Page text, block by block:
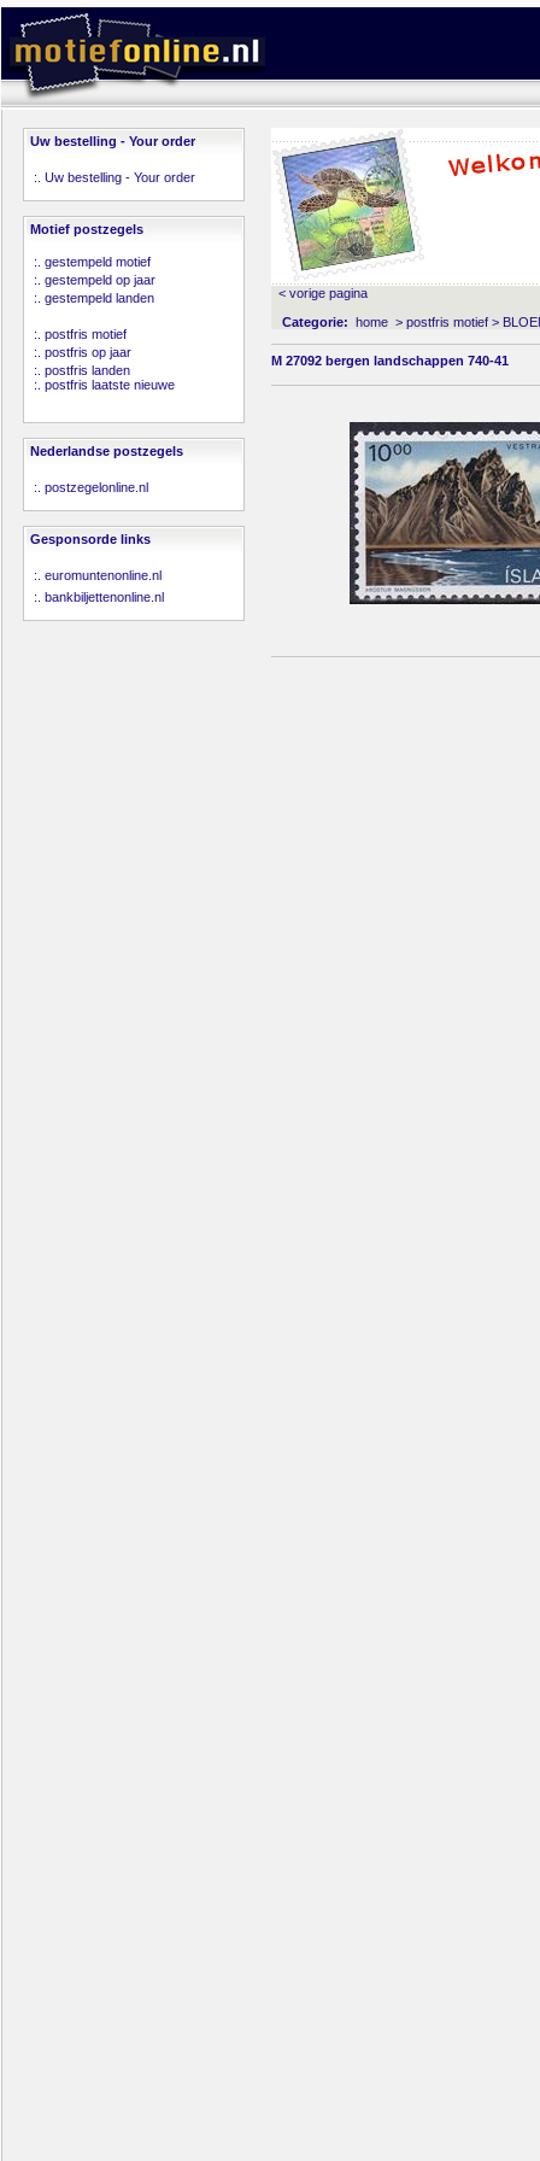
Uw bestelling - Your order
:. Uw bestelling - Your order
Motief postzegels
:. gestempeld motief
:. gestempeld op jaar
:. gestempeld landen
:. postfris motief
:. postfris op jaar
:. postfris landen
:. postfris laatste nieuwe
Nederlandse postzegels
:. postzegelonline.nl
Gesponsorde links
:. euromuntenonline.nl
:. bankbiljettenonline.nl
< vorige pagina
Categorie: home > postfris motief >
M 27092 bergen landschappen 740-41